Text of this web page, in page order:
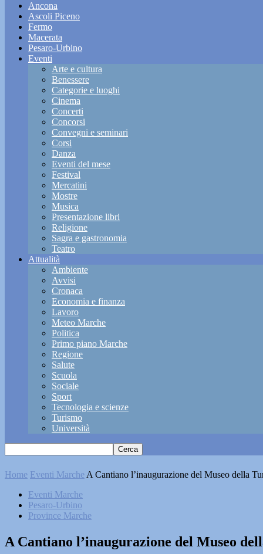
Ancona
Ascoli Piceno
Fermo
Macerata
Pesaro-Urbino
Eventi
Arte e cultura
Benessere
Categorie e luoghi
Cinema
Concerti
Concorsi
Convegni e seminari
Corsi
Danza
Eventi del mese
Festival
Mercatini
Mostre
Musica
Presentazione libri
Religione
Sagra e gastronomia
Teatro
Attualità
Ambiente
Avvisi
Cronaca
Economia e finanza
Lavoro
Meteo Marche
Politica
Primo piano Marche
Regione
Salute
Scuola
Sociale
Sport
Tecnologia e scienze
Turismo
Università
Home Eventi Marche A Cantiano l’inaugurazione del Museo della
Eventi Marche
Pesaro-Urbino
Province Marche
A Cantiano l’inaugurazione del Museo